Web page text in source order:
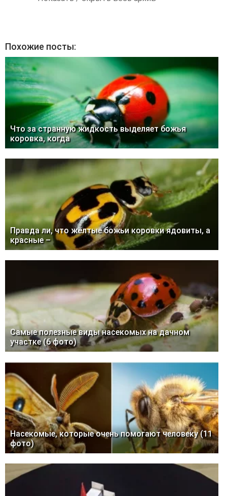
Похожие посты:
Что за странную жидкость выделяет божья
коровка, когда
Правда ли, что жёлтые божьи коровки ядовиты, а
красные –
Самые полезные виды насекомых на дачном
участке (6 фото)
Насекомые, которые очень помогают человеку (11
фото)